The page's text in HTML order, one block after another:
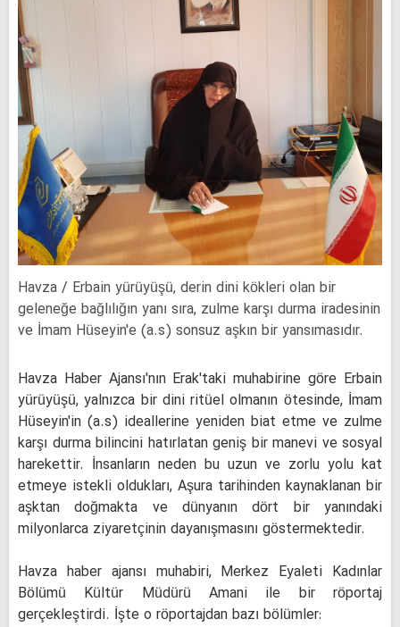
Havza / Erbain yürüyüşü, derin dini kökleri olan bir
geleneğe bağlılığın yanı sıra, zulme karşı durma iradesinin
ve İmam Hüseyin'e (a.s) sonsuz aşkın bir yansımasıdır.
Havza Haber Ajansı'nın Erak'taki muhabirine göre Erbain
yürüyüşü, yalnızca bir dini ritüel olmanın ötesinde, İmam
Hüseyin'in (a.s) ideallerine yeniden biat etme ve zulme
karşı durma bilincini hatırlatan geniş bir manevi ve sosyal
harekettir. İnsanların neden bu uzun ve zorlu yolu kat
etmeye istekli oldukları, Aşura tarihinden kaynaklanan bir
aşktan doğmakta ve dünyanın dört bir yanındaki
milyonlarca ziyaretçinin dayanışmasını göstermektedir.
Havza haber ajansı muhabiri, Merkez Eyaleti Kadınlar
Bölümü Kültür Müdürü Amani ile bir röportaj
gerçekleştirdi. İşte o röportajdan bazı bölümler: